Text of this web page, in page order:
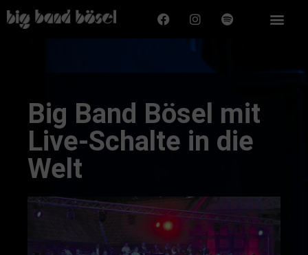
Big Band Bösel mit
Live-Schalte in die
Welt